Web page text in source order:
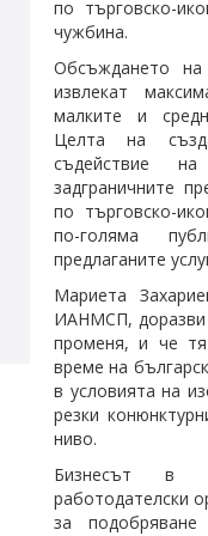
по търговско-
чужбина.
Обсъждането
извлекат
малките и
Целта на
съдействие
задграничните
по търговско-
по-голяма
предлаганите
Мариета
ИАНМСП, доразви
променя, и че
време на
в условията на
резки
ниво.
Бизнесът в
работодателски
за